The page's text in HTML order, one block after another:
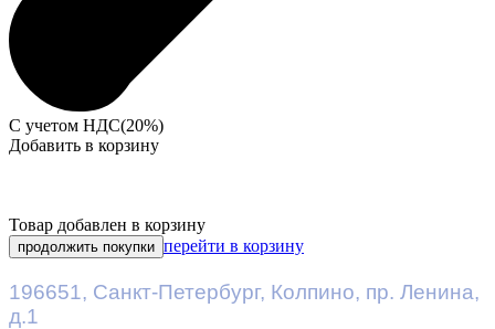
С учетом НДС(20%)
Добавить в корзину
Товар добавлен в корзину
продолжить покупки перейти в корзину
196651, Санкт-Петербург, Колпино, пр. Ленина,
д.1